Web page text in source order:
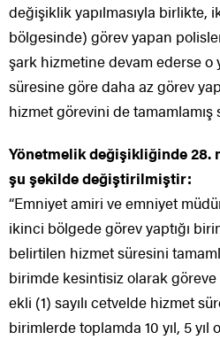
değişiklik yapılmasıyla birlikte,
bölgesinde) görev yapan
şark hizmetine devam ederse
süresine göre daha az görev
hizmet görevini de tamamlamış
Yönetmelik değişikliğinde 28.
şu şekilde değiştirilmiştir:
“Emniyet amiri ve emniyet
ikinci bölgede görev yaptığı
belirtilen hizmet süresini
birimde kesintisiz olarak
ekli (1) sayılı cetvelde hizmet
birimlerde toplamda 10 yıl, 5